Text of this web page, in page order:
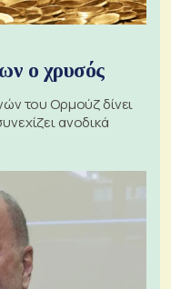
ο χρυσός
του Ορμούζ δίνει
ανοδικά